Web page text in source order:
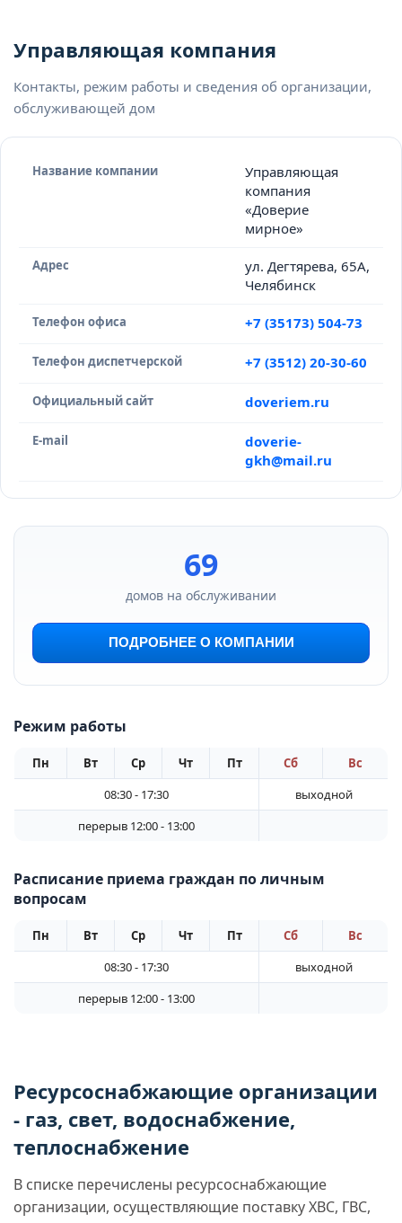
Управляющая компания
Контакты, режим работы и сведения об организации,
обслуживающей дом
Название компании
Управляющая
компания
«Доверие
мирное»
Адрес
ул. Дегтярева, 65А,
Челябинск
Телефон офиса +7 (35173) 504-73
Телефон диспетчерской +7 (3512) 20-30-60
Официальный сайт doveriem.ru
E-mail
doverie-
gkh@mail.ru
69
домов на обслуживании
ПОДРОБНЕЕ О КОМПАНИИ
Режим работы
Пн Вт Ср Чт Пт Сб
Вс
08:30 - 17:30
выходной
перерыв 12:00 - 13:00
Расписание приема граждан по личным
вопросам
Пн Вт Ср Чт Пт Сб
Вс
08:30 - 17:30
выходной
перерыв 12:00 - 13:00
Ресурсоснабжающие организации
- газ, свет, водоснабжение,
теплоснабжение
В списке перечислены ресурсоснабжающие
организации, осуществляющие поставку ХВС, ГВС,